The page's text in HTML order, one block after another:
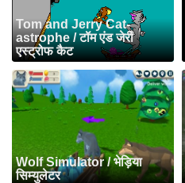
Tom and Jerry Cat-
astrophe / टॉम एंड जेरी
एस्ट्रोफ कैट
Wolf Simulator / भेड़िया
सिम्युलेटर